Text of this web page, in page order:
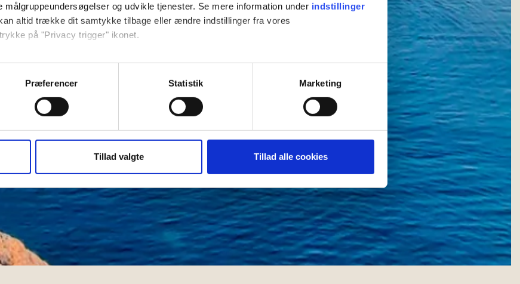
målgruppeundersøgelser og udvikle tjenester. Se mere information under indstillinger
altid trække dit samtykke tilbage eller ændre indstillinger fra vores
på "Privacy trigger" ikonet.
om din placering, der kan være nøjagtig inden for få meter
på en scanning af dens unikke karakteristika (fingerprinting)
indhold og annoncer, til at vise dig funktioner til sociale medier og til at analysere
om din brug af vores hjemmeside med vores partnere inden for sociale medier,
Præferencer Statistik Marketing
Tillad valgte Tillad alle cookies